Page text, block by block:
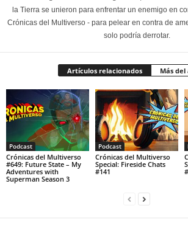
la Tierra se unieron para enfrentar un enemigo en
Crónicas del Multiverso - para pelear en contra de
solo podría derrotar.
Artículos relacionados Más
Podcast
Crónicas del Multiverso
#649: Future State – My
Adventures with
Superman Season 3
Podcast
Crónicas del Multiverso
Special: Fireside Chats
#141